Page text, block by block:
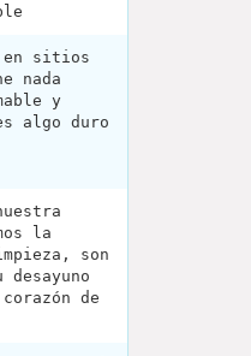
en sitios
nada
y
algo duro
la
son
de